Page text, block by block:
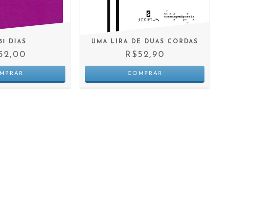
DIAS UMA LIRA DE DUAS CORDAS
R$52,90